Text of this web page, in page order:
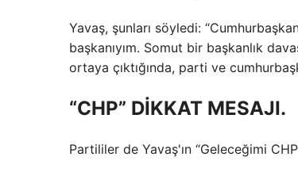
Yavaş, şunları söyledi:
başkanıyım. Somut bir başkanlık
ortaya çıktığında, parti ve
“CHP” DİKKAT MESAJI.
Partililer de Yavaş'ın “Geleceğimi